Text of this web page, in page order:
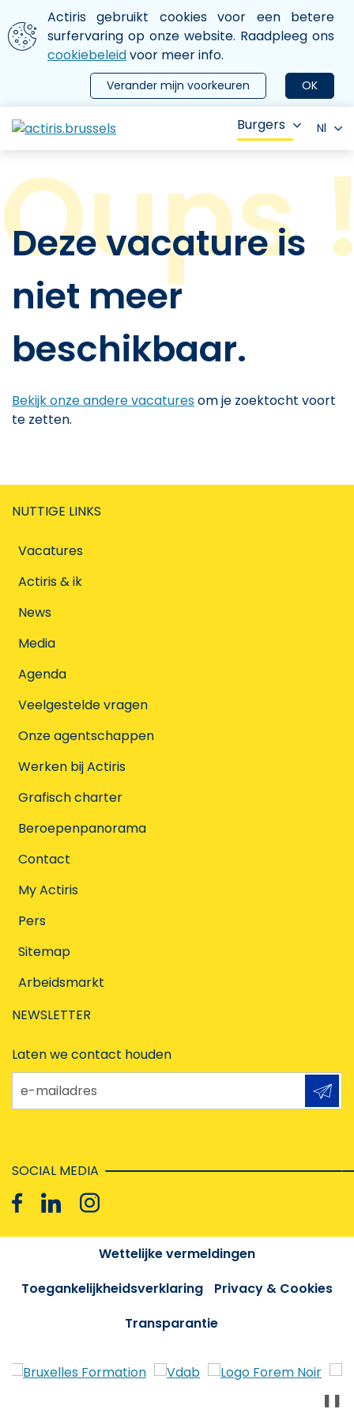
Aller au contenu principal
We gebruiken cookies
Actiris gebruikt cookies voor een betere
surfervaring op onze website. Raadpleeg ons
cookiebeleidvoor meer info.
OK
Verander mijn voorkeuren
le menu
Burgers Nl
Deze vacature is
niet meer
beschikbaar.
Bekijk onze andere vacaturesom je zoektocht voort
te zetten.
NUTTIGE LINKS
Vacatures
Actiris & ik
News
Media
Agenda
Veelgestelde vragen
Onze agentschappen
Werken bij Actiris
Grafisch charter
Beroepenpanorama
Contact
My Actiris
Pers
Sitemap
Arbeidsmarkt
NEWSLETTER
Laten we contact houden
e-mailadres
SOCIAL MEDIA
Wettelijke vermeldingen
Toegankelijkheidsverklaring
Privacy & Cookies
Transparantie
❚❚